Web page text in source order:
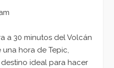
a 30 minutos del Volcán
una hora de Tepic,
ideal para hacer